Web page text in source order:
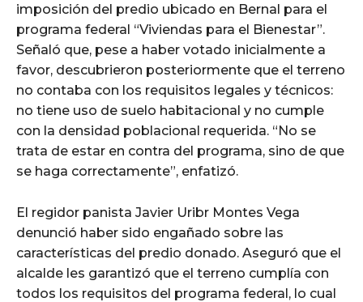
imposición del predio ubicado en Bernal para el
programa federal “Viviendas para el Bienestar”.
Señaló que, pese a haber votado inicialmente a
favor, descubrieron posteriormente que el terreno
no contaba con los requisitos legales y técnicos:
no tiene uso de suelo habitacional y no cumple
con la densidad poblacional requerida. “No se
trata de estar en contra del programa, sino de que
se haga correctamente”, enfatizó.
El regidor panista Javier Uribr Montes Vega
denunció haber sido engañado sobre las
características del predio donado. Aseguró que el
alcalde les garantizó que el terreno cumplía con
todos los requisitos del programa federal, lo cual